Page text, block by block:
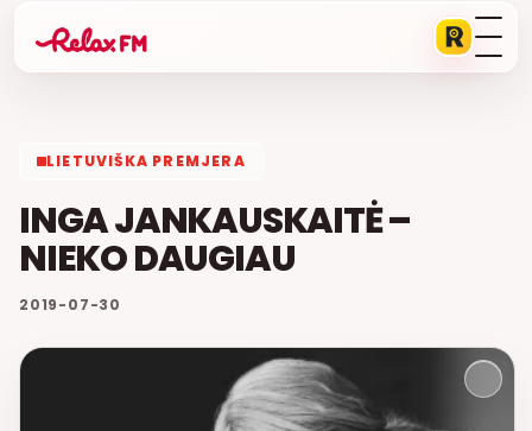
LIETUVIŠKA PREMJERA
INGA JANKAUSKAITĖ –
NIEKO DAUGIAU
2019-07-30